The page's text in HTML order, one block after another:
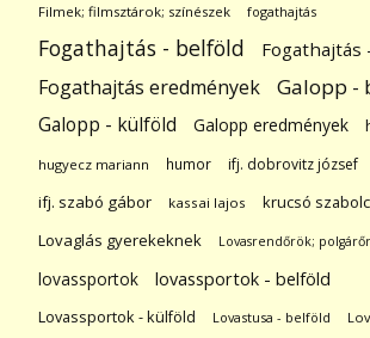
Filmek; filmsztárok; színészek fogathajtás
Fogathajtás - belföld Fogathajtás
Fogathajtás eredmények Galopp -
Galopp - külföld Galopp eredmények
hugyecz mariann humor ifj. dobrovitz józsef
ifj. szabó gábor kassai lajos krucsó
Lovaglás gyerekeknek Lovasrendőrök;
lovassportok lovassportok - belföld
Lovassportok - külföld Lovastusa - belföld